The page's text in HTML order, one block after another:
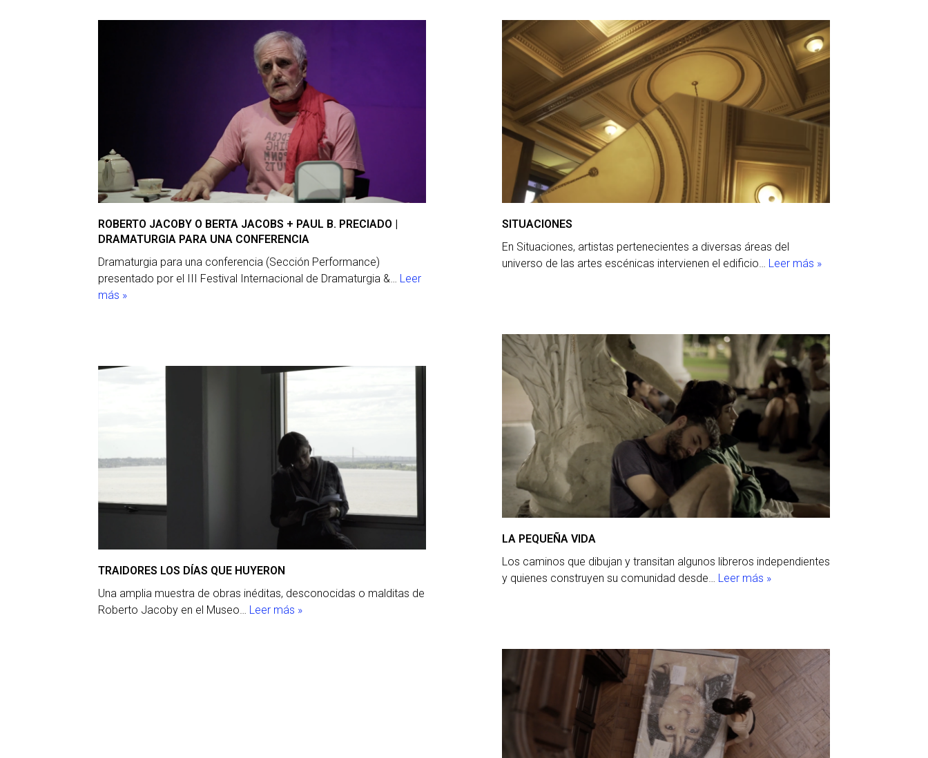
ROBERTO JACOBY O BERTA JACOBS + PAUL B. PRECIADO |
DRAMATURGIA PARA UNA CONFERENCIA
Dramaturgia para una conferencia (Sección Performance)
presentado por el III Festival Internacional de Dramaturgia &… Leer
más »
SITUACIONES
En Situaciones, artistas pertenecientes a diversas áreas del
universo de las artes escénicas intervienen el edificio… Leer más »
LA PEQUEÑA VIDA
Los caminos que dibujan y transitan algunos libreros independientes
y quienes construyen su comunidad desde… Leer más »
TRAIDORES LOS DÍAS QUE HUYERON
Una amplia muestra de obras inéditas, desconocidas o malditas de
Roberto Jacoby en el Museo… Leer más »